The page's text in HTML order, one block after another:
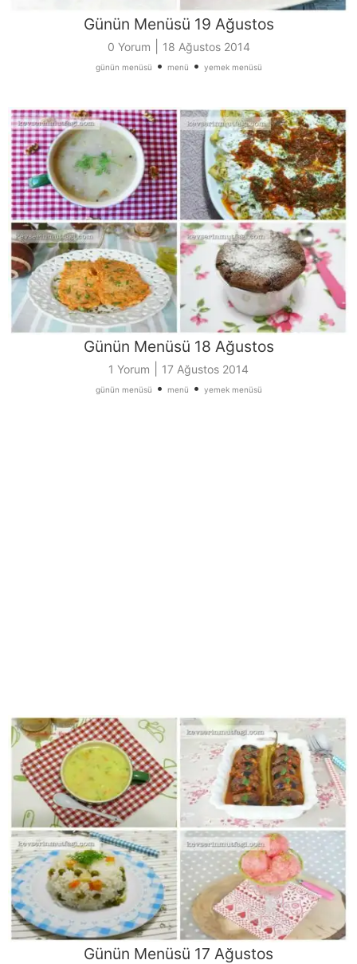
Günün Menüsü 19 Ağustos
0 Yorum 18 Ağustos 2014
günün menüsü • menü • yemek menüsü
Günün Menüsü 18 Ağustos
1 Yorum 17 Ağustos 2014
günün menüsü • menü • yemek menüsü
Günün Menüsü 17 Ağustos